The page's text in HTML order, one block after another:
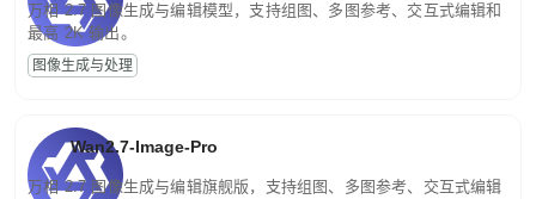
万相 2.7 图像生成与编辑模型，支持组图、多图参考、交互式编辑和
最高 2K 输出。
图像生成与处理
Wan2.7-Image-Pro
万相 2.7 图像生成与编辑旗舰版，支持组图、多图参考、交互式编辑